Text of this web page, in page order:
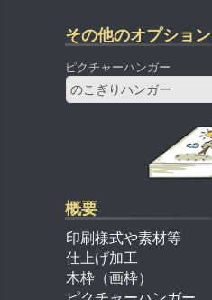
その他のオプション
ピクチャーハンガー
のこぎりハンガー
概要
印刷様式や素材等
仕上げ加工
木枠（画枠）